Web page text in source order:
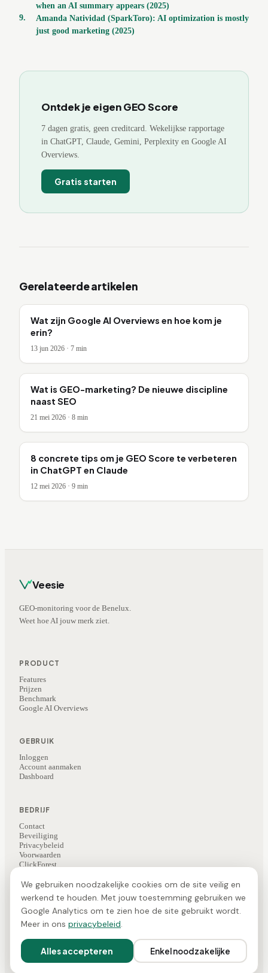
when an AI summary appears (2025)
9.
Amanda Natividad (SparkToro): AI optimization is mostly
just good marketing (2025)
Ontdek je eigen GEO Score
7 dagen gratis, geen creditcard. Wekelijkse rapportage
in ChatGPT, Claude, Gemini, Perplexity en Google AI
Overviews.
Gratis starten
Gerelateerde artikelen
Wat zijn Google AI Overviews en hoe kom je
erin?
13 jun 2026 · 7 min
Wat is GEO-marketing? De nieuwe discipline
naast SEO
21 mei 2026 · 8 min
8 concrete tips om je GEO Score te verbeteren
in ChatGPT en Claude
12 mei 2026 · 9 min
Veesie
GEO-monitoring voor de Benelux.
Weet hoe AI jouw merk ziet.
PRODUCT
Features
Prijzen
Benchmark
Google AI Overviews
GEBRUIK
Inloggen
Account aanmaken
Dashboard
BEDRIJF
Contact
Beveiliging
Privacybeleid
Voorwaarden
ClickForest
©2026 ClickForest · Veesie is een product van ClickForest
Gemaakt in de Benelux · EU-hosting · GDPR-conform ·
We gebruiken noodzakelijke cookies om de site veilig en
werkend te houden. Met jouw toestemming gebruiken we
Google Analytics om te zien hoe de site gebruikt wordt.
Meer in ons privacybeleid.
Alles accepteren Enkel noodzakelijke